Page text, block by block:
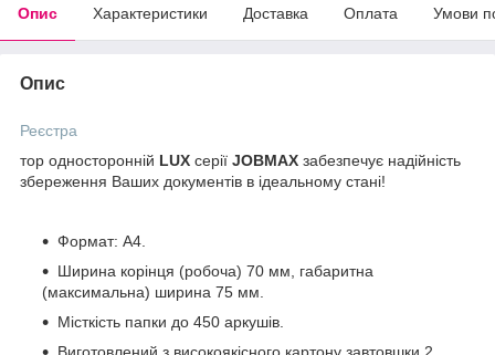
Опис Характеристики Доставка Оплата Умови
Опис
Реєстра
тор односторонній LUX серії JOBMAX забезпечує надійність
збереження Ваших документів в ідеальному стані!
Формат: А4.
Ширина корінця (робоча) 70 мм, габаритна
(максимальна) ширина 75 мм.
Місткість папки до 450 аркушів.
Виготовлений з високоякісного картону завтовшки 2